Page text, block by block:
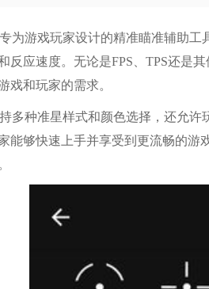
专为游戏玩家设计的精准瞄准辅助
反应速度。无论是FPS、TPS还是
戏和玩家的需求。
持多种准星样式和颜色选择，还允
能够快速上手并享受到更流畅的游